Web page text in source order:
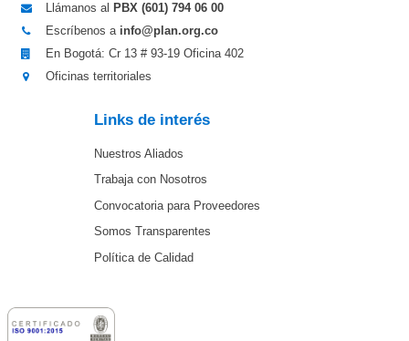
Llámanos al PBX (601) 794 06 00
Escríbenos a info@plan.org.co
En Bogotá: Cr 13 # 93-19 Oficina 402
Oficinas territoriales
Links de interés
Nuestros Aliados
Trabaja con Nosotros
Convocatoria para Proveedores
Somos Transparentes
Política de Calidad